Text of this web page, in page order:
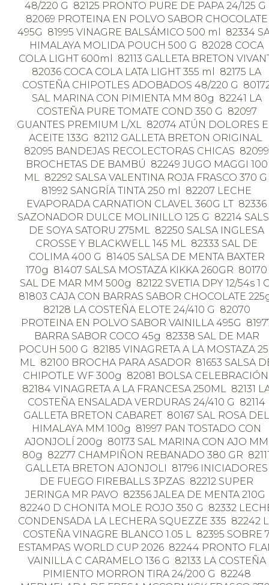
48/220 G 82125 PRONTO PURE DE PAPA 24/125 G
82069 PROTEINA EN POLVO SABOR CHOCOLATE
495G 81995 VINAGRE BALSÁMICO 500 ml 82334
HIMALAYA MOLIDA POUCH 500 G 82028 COCA
COLA LIGHT 600ml 82113 GALLETA BRETON
82036 COCA COLA LATA LIGHT 355 ml 82175 LA
COSTEÑA CHIPOTLES ADOBADOS 48/220 G
SAL MARINA CON PIMIENTA MM 80g 82241 LA
COSTEÑA PURE TOMATE COND 350 G 82097
GUANTES PREMIUM L/XL 82074 ATÚN DOLORES
ACEITE 133G 82112 GALLETA BRETON ORIGINAL
82095 BANDEJAS RECOLECTORAS CHICAS 82099
BROCHETAS DE BAMBÚ 82249 JUGO MAGGI 100
ML 82292 SALSA VALENTINA ROJA FRASCO 370 G
81992 SANGRÍA TINTA 250 ml 82207 LECHE
EVAPORADA CARNATION CLAVEL 360G LT 82336
SAZONADOR DULCE MOLINILLO 125 G 82214
DE SOYA SATORU 275ML 82250 SALSA INGLESA
CROSSE Y BLACKWELL 145 ML 82333 SAL DE
COLIMA 400 G 81405 SALSA DE MENTA BAXTER
170g 81407 SALSA MOSTAZA KIKKA 260GR 80170
SAL DE MAR MM 500g 82122 SVETIA DPY 12/54s 1
81803 CAJA CON BARRAS SABOR CHOCOLATE
82128 LA COSTEÑA ELOTE 24/410 G 82070
PROTEINA EN POLVO SABOR VAINILLA 495G
BARRA SABOR COCO 45g 82338 SAL DE MAR
POCUH 500 G 82185 VINAGRETA A LA MOSTAZA
ML 82100 BROCHA PARA ASADOR 81653 SALSA
CHIPOTLE WF 300g 82081 BOLSA
82184 VINAGRETA A LA FRANCESA 250ML 82131
COSTEÑA ENSALADA VERDURAS 24/410 G 82114
GALLETA BRETON CABARET 80167 SAL ROSA DEL
HIMALAYA MM 100g 81997 PAN TOSTADO CON
AJONJOLÍ 200g 80173 SAL MARINA CON AJO MM
80g 82277 CHAMPIÑON REBANADO 380 GR
GALLETA BRETON AJONJOLI 81796 INICIADORES
DE FUEGO FIREBALLS 3PZAS 82212 SUPER
JERINGA MR PAVO 82356 JALEA DE MENTA 210G
82240 D CHONITA MOLE ROJO 350 G 82332
CONDENSADA LA LECHERA SQUEZZE 335 82242
COSTEÑA VINAGRE BLANCO 1.05 L 82395 SOBRE
ESTAMPAS WORLD CUP 2026 82244 PRONTO
VAINILLA C CARAMELO 136 G 82133 LA COSTEÑA
PIMIENTO MORRON TIRA 24/200 G 82248